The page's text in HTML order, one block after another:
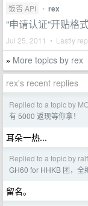
饭否 API • rex
“申请认证“开贴格
Jul 25, 2011 • Lastly
» More topics by rex
rex's recent replies
Replied to a topic by
有 5000 返现等你拿！
耳朵一热...
Replied to a topic by ralf
GH60 for HHKB 团，全
留名。